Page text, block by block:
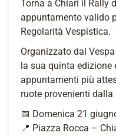
Torna a Chiari il Rally
appuntamento valido
Regolarità Vespistica.
Organizzato dal
la sua quinta edizione
appuntamenti più
ruote provenienti
📅 Domenica 21
📍 Piazza Rocca –